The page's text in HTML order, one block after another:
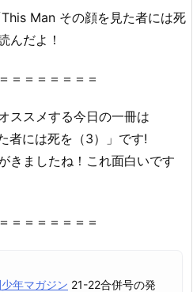
Man その顔を見た者には死
んだよ！
＝＝＝＝＝＝＝
ススメする今日の一冊は
には死を（3）」です!
きましたね！これ面白いです
＝＝＝＝＝＝＝
年マガジン 21-22合併号の発